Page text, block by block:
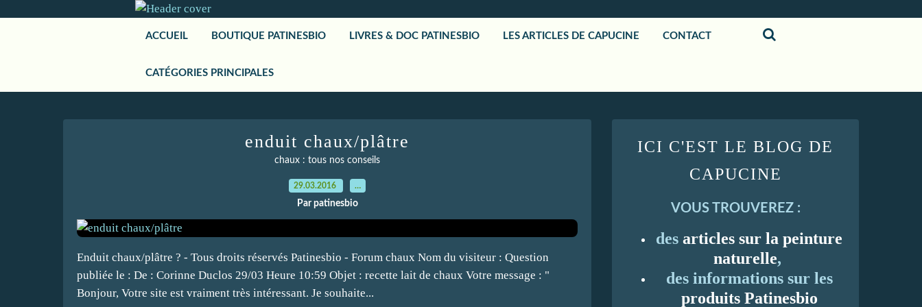
ACCUEIL BOUTIQUE PATINESBIO LIVRES & DOC PATINESBIO LES ARTICLES DE CAPUCINE CONTACT
CATÉGORIES PRINCIPALES
enduit chaux/plâtre
chaux : tous nos conseils
29.03.2016 …
Par patinesbio
Enduit chaux/plâtre ? - Tous droits réservés Patinesbio - Forum chaux Nom du visiteur : Question
publiée le : De : Corinne Duclos 29/03 Heure 10:59 Objet : recette lait de chaux Votre message : "
Bonjour, Votre site est vraiment très intéressant. Je souhaite...
ICI C'EST LE BLOG DE
CAPUCINE
VOUS TROUVEREZ :
des articles sur la peinture
naturelle,
des informations sur les
produits Patinesbio